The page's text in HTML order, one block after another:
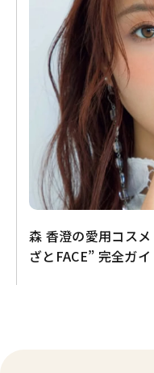
森 香澄の愛用コス
ざとFACE” 完全ガ